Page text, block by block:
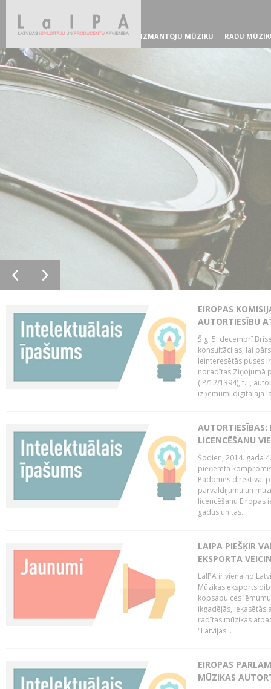
IZMANTOJU MŪZIKU RADU
EIROPAS
AUTORTIESĪBU
Š.g. 5. decembrī
konsultācijas, lai
Ieinteresētās puses
noradītas Ziņojumā
(IP/12/1394), t.i.,
izņēmumi digitālajā
AUTORTIESĪBAS:
LICENCĒŠANU
Šodien, 2014. gada
pieņemta
Padomes direktīvai
pārvaldījumu un
licencēšanu Eiropas
gadus un tas...
LAIPA PIEŠĶIR
EKSPORTA
LaIPA ir viena no
Mūzikas eksports
kopsapulces
ikgadējās, iekasētās
radītas mūzikas
"Latvijas...
EIROPAS
MŪZIKAS